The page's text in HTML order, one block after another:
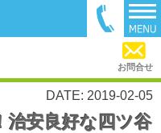
お問合せ
DATE: 2019-02-05
治安良好な四ツ谷